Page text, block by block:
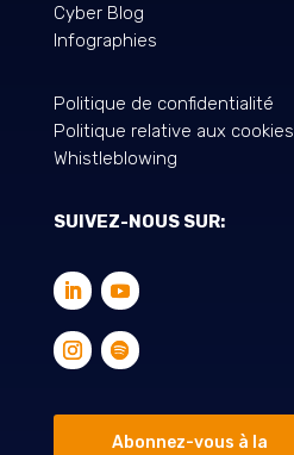
Cyber Blog
Infographies
Politique de confidentialité
Politique relative aux cookies
Whistleblowing
SUIVEZ-NOUS SUR:
Abonnez-vous à la